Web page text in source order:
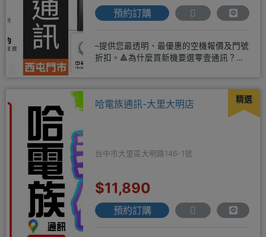
預約訂購
–提供您最透明、最優惠的空機報價及門號
折扣。🔺為什麼買新機要選零壹通訊？
精選
哈電族通訊-大里大明店
台中市大里區大明路146-1號
$11,890
預約訂購